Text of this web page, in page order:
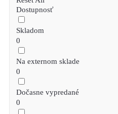
Dostupnosť
Skladom
0
Na externom sklade
0
Dočasne vypredané
0